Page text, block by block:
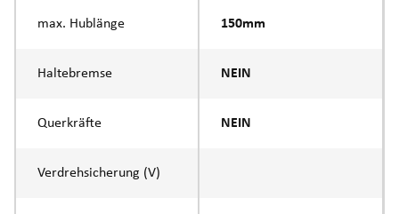
max. Hublänge 150mm
Haltebremse NEIN
Querkräfte NEIN
Verdrehsicherung (V)